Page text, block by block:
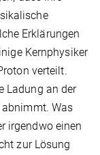
Erklärungen
Kernphysiker
verteilt.
Ladung an der
Was
irgendwo einen
zur Lösung